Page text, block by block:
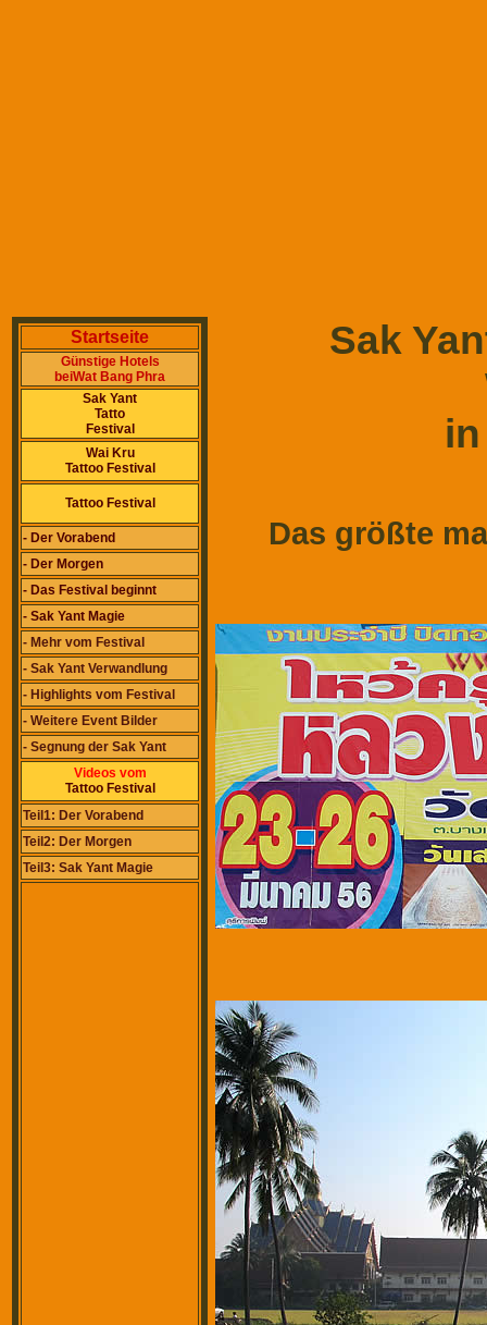
Startseite
Günstige Hotels
beiWat Bang Phra
Sak Yant
Tatto
Festival
Wai Kru
Tattoo Festival
Tattoo Festival
- Der Vorabend
- Der Morgen
- Das Festival beginnt
- Sak Yant Magie
- Mehr vom Festival
- Sak Yant Verwandlung
- Highlights vom Festival
- Weitere Event Bilder
- Segnung der Sak Yant
Videos vom
Tattoo Festival
Teil1: Der Vorabend
Teil2: Der Morgen
Teil3: Sak Yant Magie
Sak
Das größte